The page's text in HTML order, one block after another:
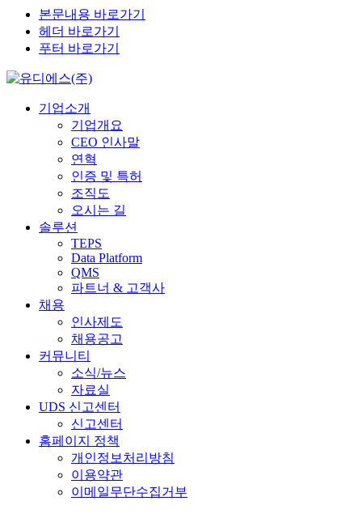
본문내용 바로가기
헤더 바로가기
푸터 바로가기
기업소개
기업개요
CEO 인사말
연혁
인증 및 특허
조직도
오시는 길
솔루션
TEPS
Data Platform
QMS
파트너 & 고객사
채용
인사제도
채용공고
커뮤니티
소식/뉴스
자료실
UDS 신고센터
신고센터
홈페이지 정책
개인정보처리방침
이용약관
이메일무단수집거부